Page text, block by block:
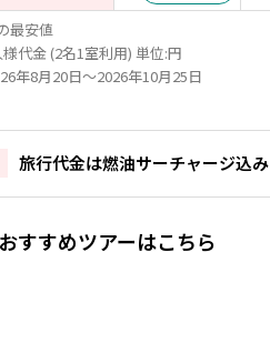
最安値
代金 (2名1室利用) 単位:円
年8月20日～2026年10月25日
旅行代金は燃油サーチャージ込み
すすめツアーはこちら